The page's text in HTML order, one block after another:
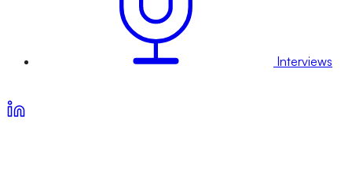
Interviews